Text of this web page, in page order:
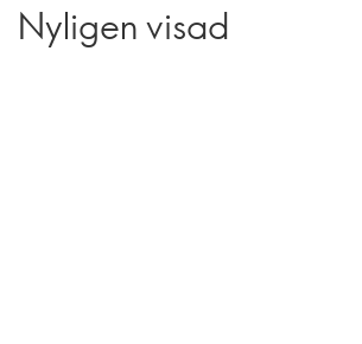
Nyligen visad